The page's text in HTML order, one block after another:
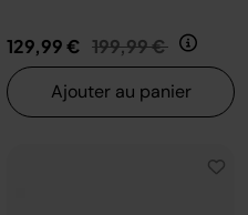
129,99 € Prix réduit de
199,99 € au
Ajouter au panier